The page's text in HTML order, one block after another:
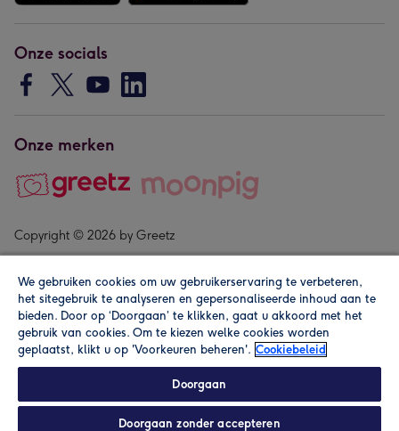
Onze socials
Onze merken
Copyright © 2026 by Greetz
Alle prijzen zijn inclusief btw en andere heffingen. Lees de
We gebruiken cookies om uw gebruikerservaring te verbeteren,
het sitegebruik te analyseren en gepersonaliseerde inhoud aan te
bieden. Door op ‘Doorgaan’ te klikken, gaat u akkoord met het
gebruik van cookies. Om te kiezen welke cookies worden
geplaatst, klikt u op 'Voorkeuren beheren'. Cookiebeleid
Doorgaan
Doorgaan zonder accepteren